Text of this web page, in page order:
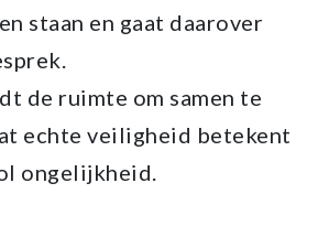
staan en gaat daarover
de ruimte om samen te
echte veiligheid betekent
ongelijkheid.